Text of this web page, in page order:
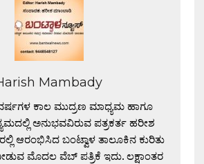
Mambady
ಕಾಲ ಮುದ್ರಣ ಮಾಧ್ಯಮ ಹಾಗೂ
ಅನುಭವವಿರುವ ಪತ್ರಕರ್ತ ಹರೀಶ
ಆರಂಭಿಸಿದ ಬಂಟ್ವಾಳ ತಾಲೂಕಿನ ಕುರಿತು
ಮೊದಲ ವೆಬ್ ಪತ್ರಿಕೆ ಇದು. ಲಕ್ಷಾಂತರ